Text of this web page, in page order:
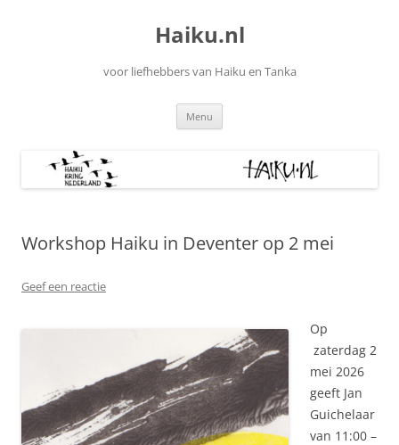
Haiku.nl
voor liefhebbers van Haiku en Tanka
Menu
Workshop Haiku in Deventer op 2 mei
Geef een reactie
Op
zaterdag 2
mei 2026
geeft Jan
Guichelaar
van 11:00 –